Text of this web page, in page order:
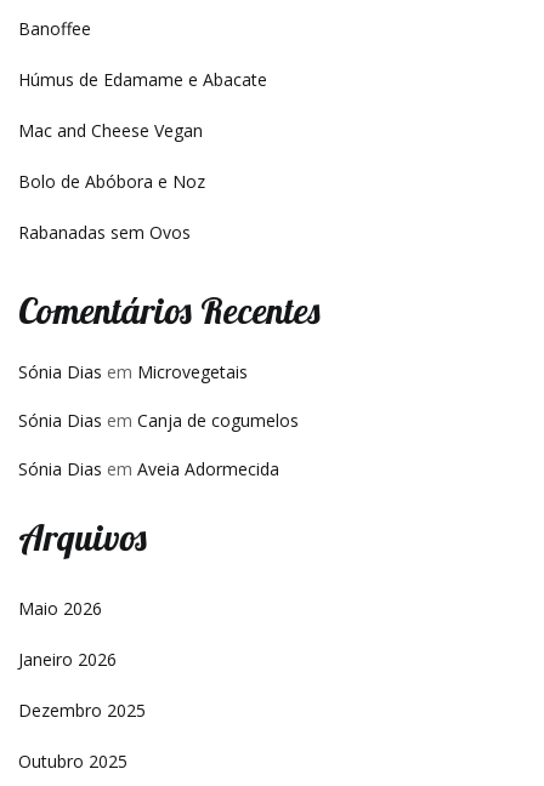
Banoffee
Húmus de Edamame e Abacate
Mac and Cheese Vegan
Bolo de Abóbora e Noz
Rabanadas sem Ovos
Comentários Recentes
Sónia Dias em Microvegetais
Sónia Dias em Canja de cogumelos
Sónia Dias em Aveia Adormecida
Arquivos
Maio 2026
Janeiro 2026
Dezembro 2025
Outubro 2025